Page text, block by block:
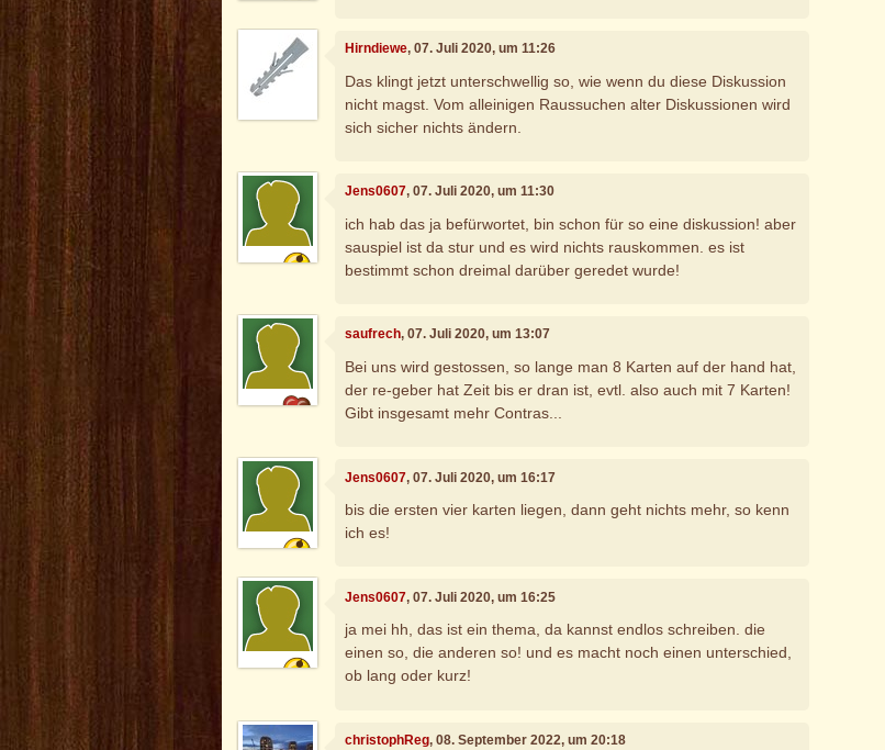
Hirndiewe, 07. Juli 2020, um 11:26
Das klingt jetzt unterschwellig so, wie wenn du diese Diskussion
nicht magst. Vom alleinigen Raussuchen alter Diskussionen wird
sich sicher nichts ändern.
Jens0607, 07. Juli 2020, um 11:30
ich hab das ja befürwortet, bin schon für so eine diskussion! aber
sauspiel ist da stur und es wird nichts rauskommen. es ist
bestimmt schon dreimal darüber geredet wurde!
saufrech, 07. Juli 2020, um 13:07
Bei uns wird gestossen, so lange man 8 Karten auf der hand hat,
der re-geber hat Zeit bis er dran ist, evtl. also auch mit 7 Karten!
Gibt insgesamt mehr Contras...
Jens0607, 07. Juli 2020, um 16:17
bis die ersten vier karten liegen, dann geht nichts mehr, so kenn
ich es!
Jens0607, 07. Juli 2020, um 16:25
ja mei hh, das ist ein thema, da kannst endlos schreiben. die
einen so, die anderen so! und es macht noch einen unterschied,
ob lang oder kurz!
christophReg, 08. September 2022, um 20:18